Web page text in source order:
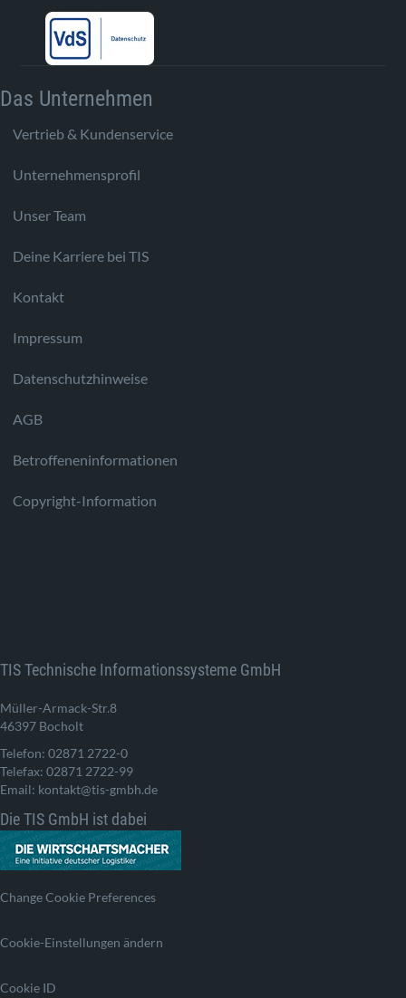
Das Unternehmen
Vertrieb & Kundenservice
Unternehmensprofil
Unser Team
Deine Karriere bei TIS
Kontakt
Impressum
Datenschutzhinweise
AGB
Betroffeneninformationen
Copyright-Information
TIS Technische Informationssysteme GmbH
Müller-Armack-Str.8
46397 Bocholt
Telefon: 02871 2722-0
Telefax: 02871 2722-99
Email: kontakt@tis-gmbh.de
Die TIS GmbH ist dabei
Change Cookie Preferences
Cookie-Einstellungen ändern
Cookie ID